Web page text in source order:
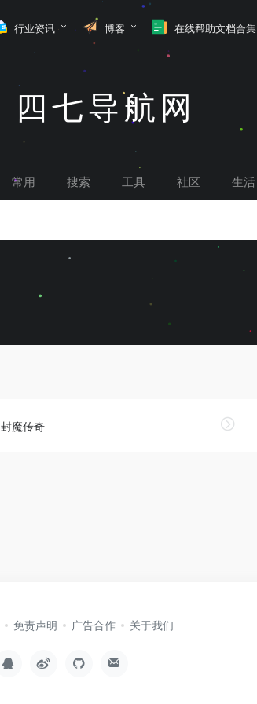
行业资讯 博客 在线帮助文档合集
四七导航网
常用 搜索 工具 社区 生活
封魔传奇
免责声明 广告合作 关于我们